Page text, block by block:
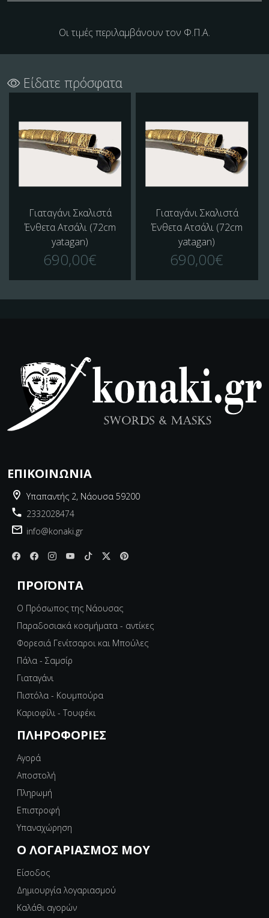
Οι τιμές περιλαμβάνουν τον Φ.Π.Α.
Είδατε πρόσφατα
Γιαταγάνι Σκαλιστά
Ένθετα Ατσάλι (72cm
yatagan)
690,00€
Γιαταγάνι Σκαλιστά
Ένθετα Ατσάλι (72cm
yatagan)
690,00€
ΕΠΙΚΟΙΝΩΝΊΑ
Υπαπαντής 2, Νάουσα 59200
2332028474
info@konaki.gr
ΠΡΟΪΌΝΤΑ
Ο Πρόσωπος της Νάουσας
Παραδοσιακά κοσμήματα - αντίκες
Φορεσιά Γενίτσαροι και Μπούλες
Πάλα - Σαμσίρ
Γιαταγάνι
Πιστόλα - Κουμπούρα
Καριοφίλι - Τουφέκι
ΠΛΗΡΟΦΟΡΊΕΣ
Αγορά
Αποστολή
Πληρωμή
Επιστροφή
Υπαναχώρηση
Ο ΛΟΓΑΡΙΑΣΜΌΣ ΜΟΥ
Είσοδος
Δημιουργία λογαριασμού
Καλάθι αγορών